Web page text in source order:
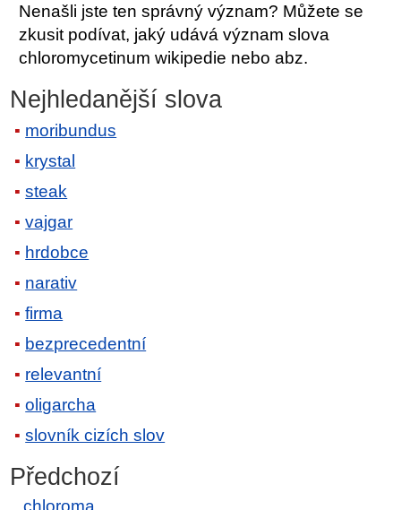
Nenašli jste ten správný význam? Můžete se
zkusit podívat, jaký udává význam slova
chloromycetinum wikipedie nebo abz.
Nejhledanější slova
moribundus
krystal
steak
vajgar
hrdobce
narativ
firma
bezprecedentní
relevantní
oligarcha
slovník cizích slov
Předchozí